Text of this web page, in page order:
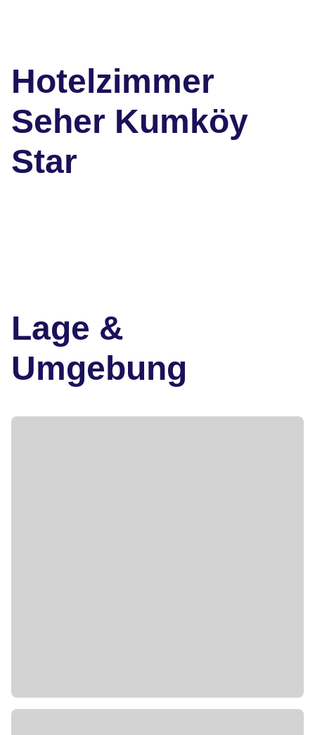
Hotelzimmer
Seher Kumköy
Star
Lage &
Umgebung